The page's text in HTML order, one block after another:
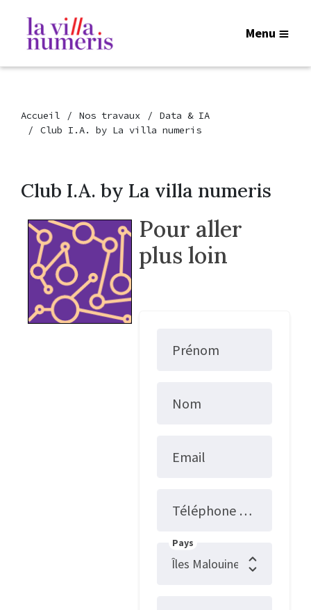
Menu
Accueil Nos travaux
Data & IA
Club I.A. by La villa numeris
Club I.A. by La villa numeris
Pour aller
plus loin
Prénom
Nom
Email
Téléphone fixe
Pays